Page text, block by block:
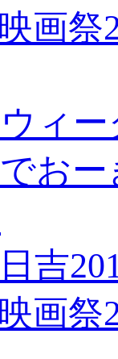
画祭
ィー
おー
吉
画祭